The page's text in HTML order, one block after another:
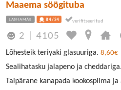
Maaema söögituba
LASNAMÄE 84/34
2 |4105
Lõhesteik teriyaki glasuuriga. 8,60€
Sealihatasku jalapeno ja cheddariga.
Taipärane kanapada kookospiima